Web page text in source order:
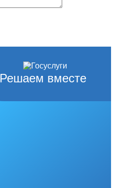
Решаем вместе